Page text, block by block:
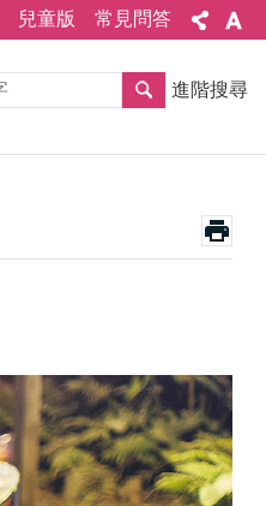
兒童版 常見問答
進階搜尋